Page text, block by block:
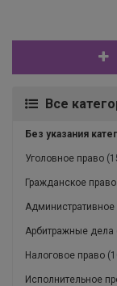
Все
Без указания
Уголовное право
Гражданское право
Административное
Арбитражные дела
Налоговое право
Исполнительное